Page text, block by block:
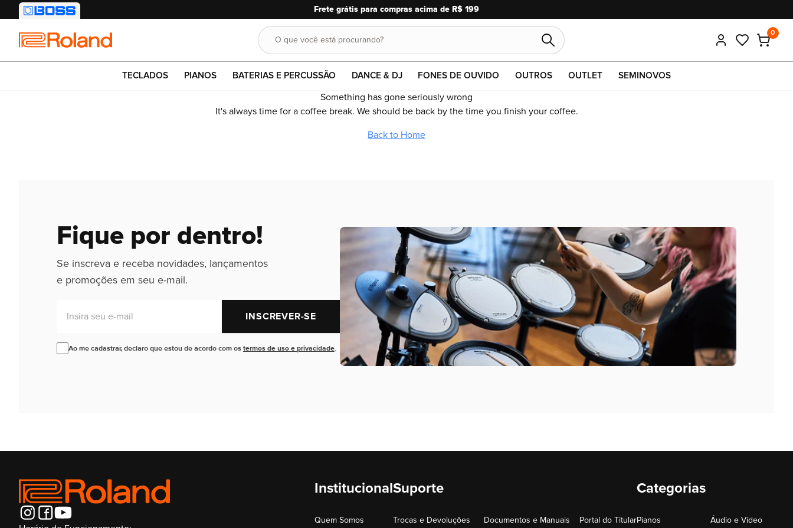
R$ 199
Roland Buscar
O que você está procurando?
0
TECLADOS PIANOS BATERIAS E PERCUSSÃO DANCE & DJ FONES DE OUVIDO OUTROS OUTLET SEMINOVOS
Something has gone seriously wrong
It's always time for a coffee break. We should be back by the time you finish your coffee.
Back to Home
Fique por dentro!
Se inscreva e receba novidades, lançamentos
e promoções em seu e-mail.
INSCREVER-SE
Ao me cadastrar, declaro que estou de acordo com os termos de uso e privacidade
Institucional
Quem Somos
Suporte
Trocas e Devoluções Documentos e Manuais Portal do Titular
Categorias
Pianos Áudio e Vídeo